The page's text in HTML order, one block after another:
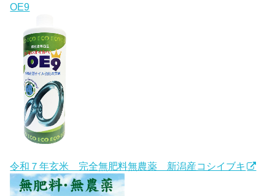
OE9
令和７年玄米 完全無肥料無農薬 新潟産コシイブキ